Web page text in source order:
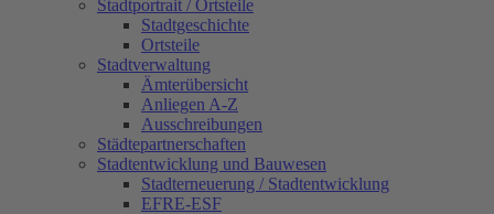
Stadtportrait / Ortsteile
Stadtgeschichte
Ortsteile
Stadtverwaltung
Ämterübersicht
Anliegen A-Z
Ausschreibungen
Städtepartnerschaften
Stadtentwicklung und Bauwesen
Stadterneuerung / Stadtentwicklung
EFRE-ESF